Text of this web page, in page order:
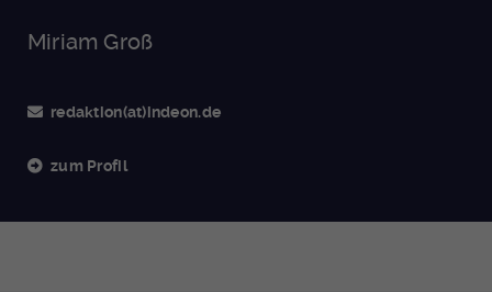
Miriam Groß
redaktion(at)indeon.de
zum Profil